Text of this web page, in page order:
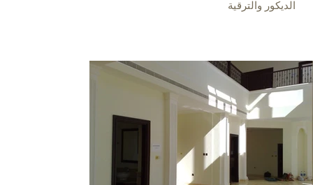
الديكور والترقية